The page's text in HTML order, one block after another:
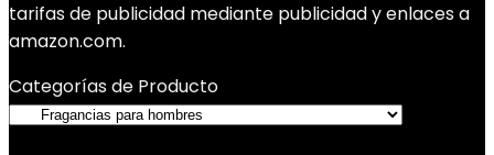
tarifas de publicidad mediante publicidad y enlaces a
amazon.com.
Categorías de Producto